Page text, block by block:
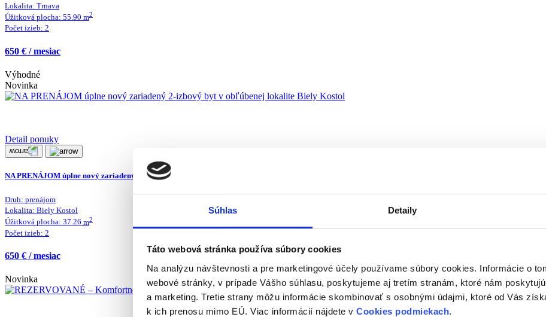
Súhlas Detaily
Táto webová stránka používa súbory cookies
Na analýzu návštevnosti a pre marketingové účely používame súbory cookies. Informácie o
webové stránky, v prípade Vášho súhlasu, poskytujeme aj tretím stranám, ktoré nám
a marketing. Tretie strany môžu informácie skombinovať s osobnými údajmi, ktoré od Vás
k ich prenosu mimo EÚ. Viac informácií nájdete v Cookies podmiekach.
Lokalita: Trnava
Úžitková plocha: 55.90 m2
Počet izieb: 2
650 € / mesiac
Výhodné
Novinka
Detail ponuky
NA PRENÁJOM úplne nový zariadený 2-izbový byt v obľúbenej lokalite Biely Kostol
Druh: prenájom
Lokalita: Biely Kostol
Úžitková plocha: 37.26 m2
Počet izieb: 2
650 € / mesiac
Novinka